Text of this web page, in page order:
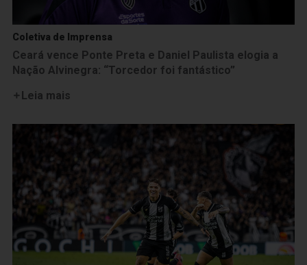
Coletiva de Imprensa
Ceará vence Ponte Preta e Daniel Paulista elogia a
Nação Alvinegra: “Torcedor foi fantástico”
Leia mais